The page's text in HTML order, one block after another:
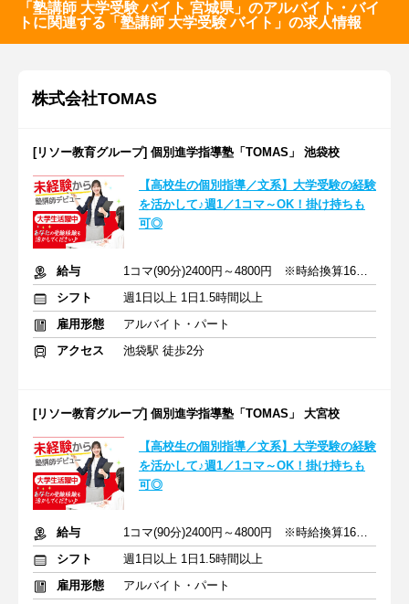
「塾講師 大学受験 バイト 宮城県」のアルバイト・バイ
トに関連する「塾講師 大学受験 バイト」の求人情報
株式会社TOMAS
[リソー教育グループ] 個別進学指導塾「TOMAS」 池袋校
【高校生の個別指導／文系】大学受験の経験
を活かして♪週1／1コマ～OK！掛け持ちも
可◎
給与
1コマ(90分)2400円～4800円 ※時給換算1600円～3200円
シフト
週1日以上 1日1.5時間以上
雇用形態
アルバイト・パート
アクセス
池袋駅 徒歩2分
[リソー教育グループ] 個別進学指導塾「TOMAS」 大宮校
【高校生の個別指導／文系】大学受験の経験
を活かして♪週1／1コマ～OK！掛け持ちも
可◎
給与
1コマ(90分)2400円～4800円 ※時給換算1600円～3200円
シフト
週1日以上 1日1.5時間以上
雇用形態
アルバイト・パート